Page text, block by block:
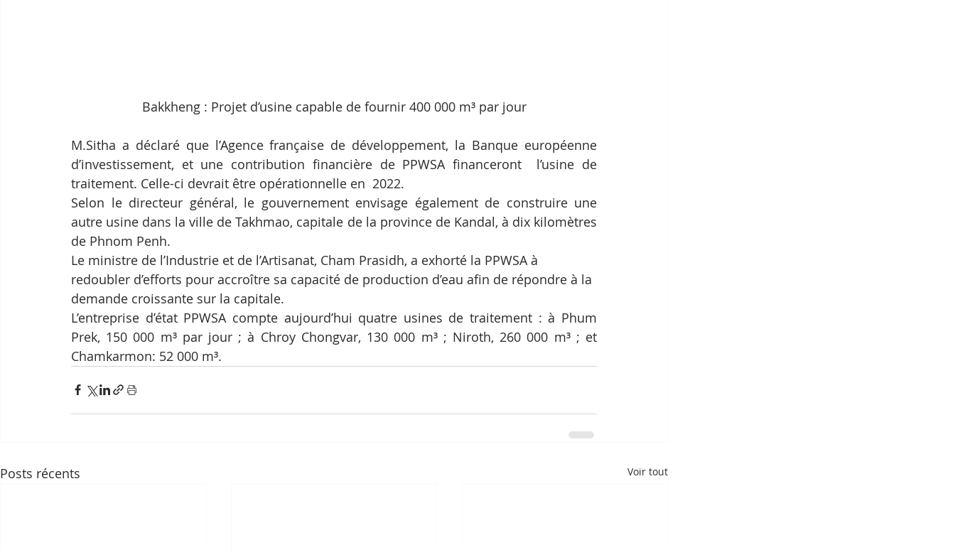
Bakkheng : Projet d’usine capable de fournir 400 000 m³ par jour
M.Sitha a déclaré que l’Agence française de développement, la Banque européenne
d’investissement, et une contribution financière de PPWSA financeront  l’usine de
traitement. Celle-ci devrait être opérationnelle en  2022.
Selon le directeur général, le gouvernement envisage également de construire une
autre usine dans la ville de Takhmao, capitale de la province de Kandal, à dix kilomètres
de Phnom Penh.
Le ministre de l’Industrie et de l’Artisanat, Cham Prasidh, a exhorté la PPWSA à
redoubler d’efforts pour accroître sa capacité de production d’eau afin de répondre à la
demande croissante sur la capitale.
L’entreprise d’état PPWSA compte aujourd’hui quatre usines de traitement : à Phum
Prek, 150 000 m³ par jour ; à Chroy Chongvar, 130 000 m³ ; Niroth, 260 000 m³ ; et
Chamkarmon: 52 000 m³.
Posts récents Voir tout